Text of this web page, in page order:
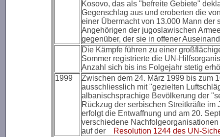
Kosovo, das als "befreite Gebiete"
Gegenschlag aus und eroberten die
einer Übermacht von 13.000 Mann
Angehörigen der jugoslawischen
gegenüber, der sie in offener
Die Kämpfe führen zu einer
Sommer registrierte die UN-
Anzahl sich bis ins Folgejahr stetig
1999
Zwischen dem 24. März 1999 bis zum
ausschliesslich mit "gezielten
albanischsprachige Bevölkerung der
Rückzug der serbischen Streitkräfte
erfolgt die Entwaffnung und am 20.
verschiedene
auf der
Resolution 1244 des UN-